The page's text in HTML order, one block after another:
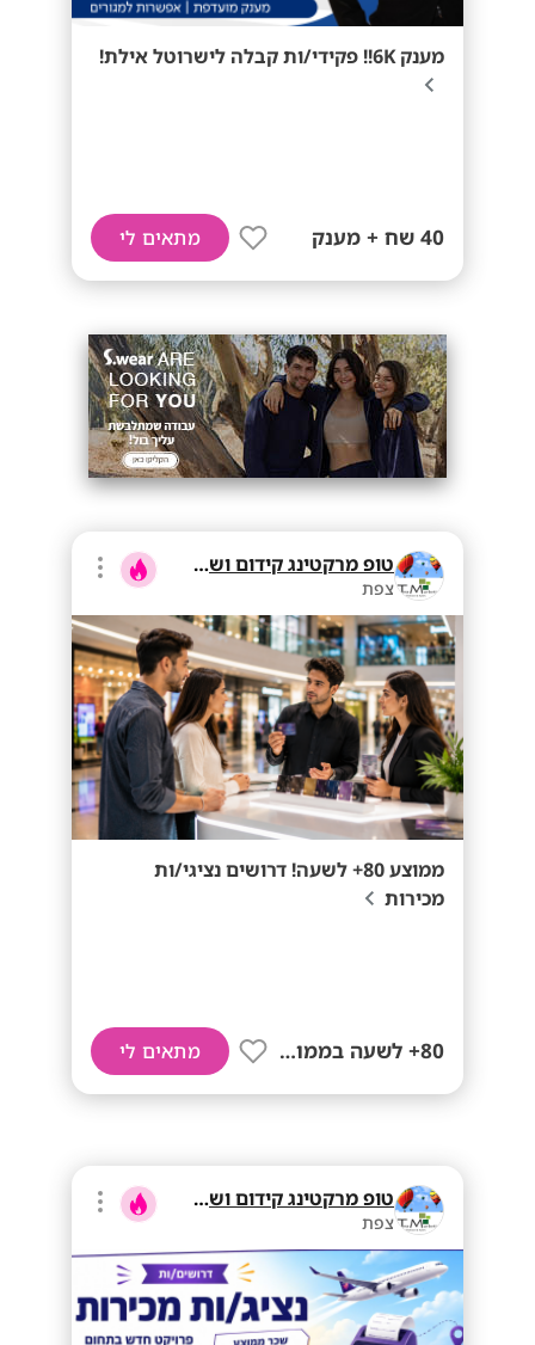
מענק 6K!! פקידי/ות קבלה לישרוטל אילת!
40 שח + מענק מתאים לי
טופ מרקטינג קידום ושיווק בע"מ
צפת
ממוצע 80+ לשעה! דרושים נציגי/ות
מכירות
80+ לשעה בממוצע מתאים לי
טופ מרקטינג קידום ושיווק בע"מ
צפת